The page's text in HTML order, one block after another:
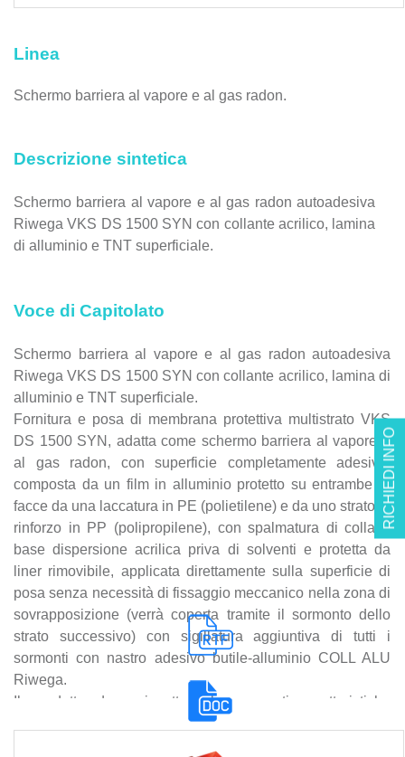
RICHIEDI INFO
Linea
Schermo barriera al vapore e al gas radon.
Descrizione sintetica
Schermo barriera al vapore e al gas radon autoadesiva
Riwega VKS DS 1500 SYN con collante acrilico, lamina
di alluminio e TNT superficiale.
Voce di Capitolato
Schermo barriera al vapore e al gas radon autoadesiva
Riwega VKS DS 1500 SYN con collante acrilico, lamina di
alluminio e TNT superficiale.
Fornitura e posa di membrana protettiva multistrato VKS
DS 1500 SYN, adatta come schermo barriera al vapore e
al gas radon, con superficie completamente adesiva,
composta da un film in alluminio protetto su entrambe le
facce da una laccatura in PE (polietilene) e da uno strato di
rinforzo in PP (polipropilene), con spalmatura di colla a
base dispersione acrilica priva di solventi e protetta da
liner rimovibile, applicata direttamente sulla superficie di
posa senza necessità di fissaggio meccanico nella zona di
sovrapposizione (verrà coperta tramite il sormonto dello
strato successivo) con sigillatura aggiuntiva di tutti i
sormonti con nastro adesivo butile-alluminio COLL ALU
Riwega.
Il prodotto deve rispettare le seguenti caratteristiche
tecniche peculiari > materiale: PP.PE.ALU.PE.PP; massa